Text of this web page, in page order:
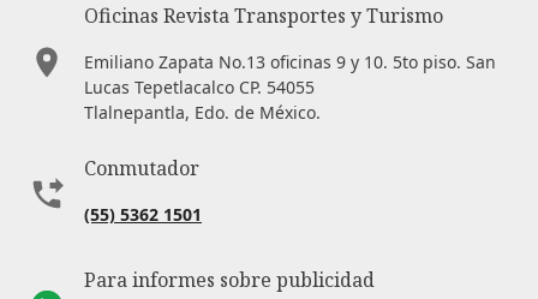
Oficinas Revista Transportes y Turismo
Emiliano Zapata No.13 oficinas 9 y 10. 5to piso. San
Lucas Tepetlacalco CP. 54055
Tlalnepantla, Edo. de México.
Conmutador
(55) 5362 1501
Para informes sobre publicidad